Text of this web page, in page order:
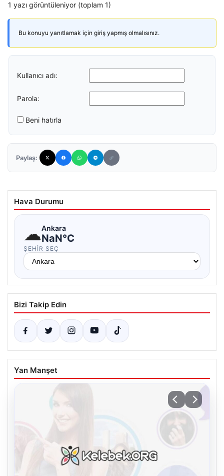
1 yazı görüntüleniyor (toplam 1)
Bu konuyu yanıtlamak için giriş yapmış olmalısınız.
Kullanıcı adı:
Parola:
Beni hatırla
Paylaş:
Hava Durumu
☁Ankara
NaN°C
ŞEHIR SEÇ
Bizi Takip Edin
Yan Manşet